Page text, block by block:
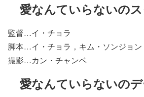
愛なんていらないの
監督…イ・チョラ
脚本…イ・チョラ，キム・ソンジョン
撮影…カン・チャンベ
愛なんていらないのデ